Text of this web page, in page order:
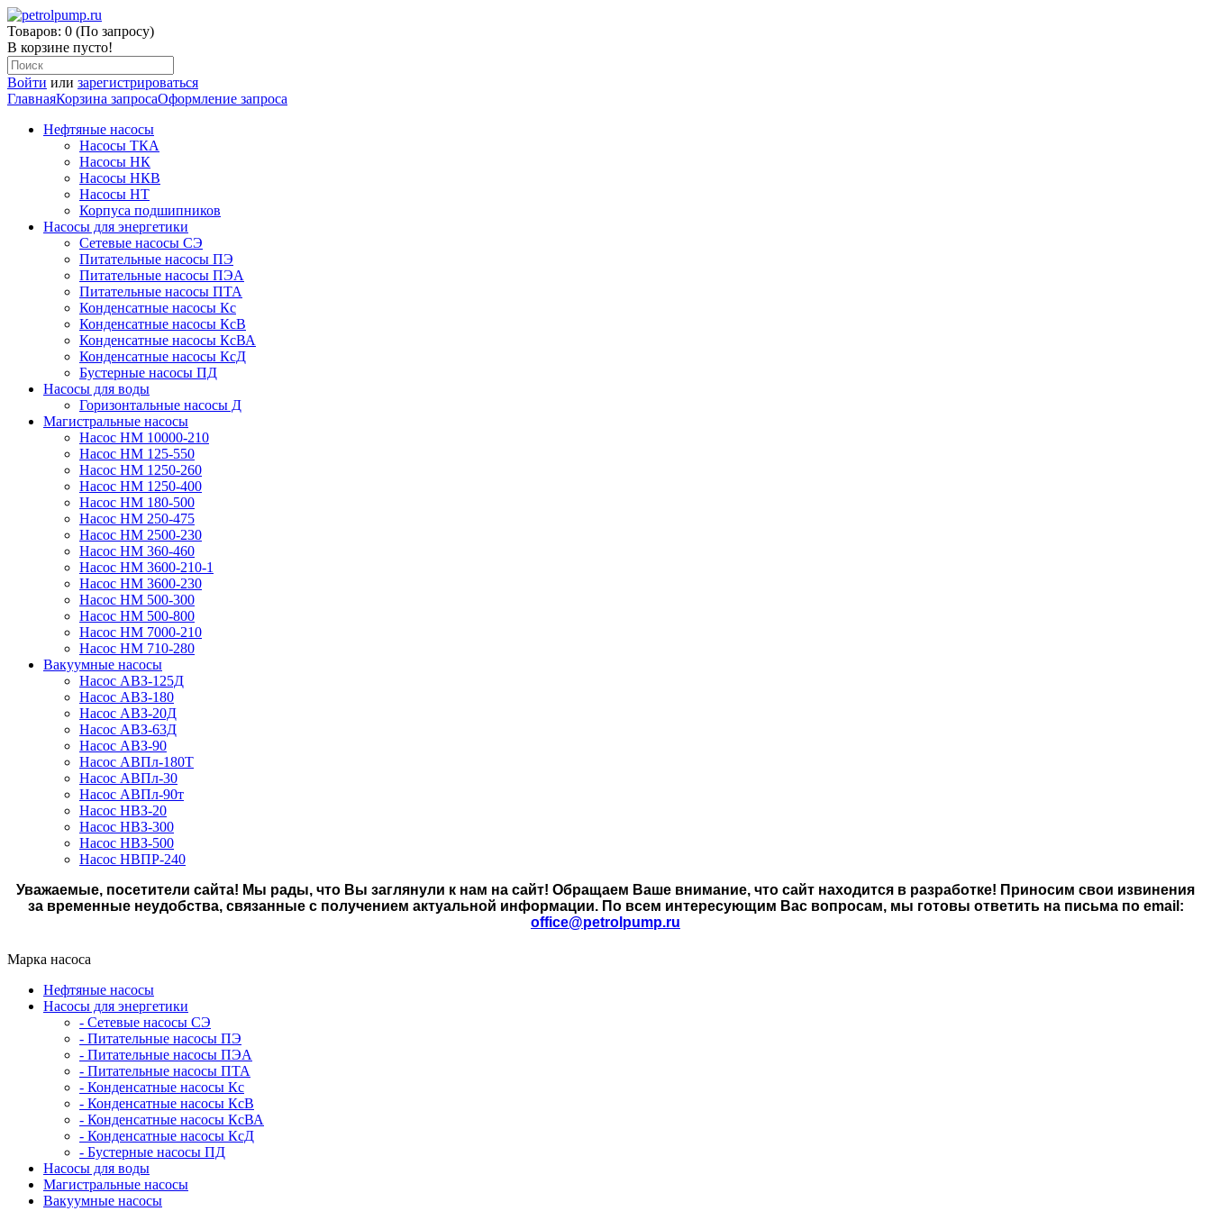
Товаров: 0 (По запросу)
В корзине пусто!
Войти или зарегистрироваться
ГлавнаяКорзина запросаОформление запроса
Нефтяные насосы
Насосы ТКА
Насосы НК
Насосы НКВ
Насосы НТ
Корпуса подшипников
Насосы для энергетики
Сетевые насосы СЭ
Питательные насосы ПЭ
Питательные насосы ПЭА
Питательные насосы ПТА
Конденсатные насосы Кс
Конденсатные насосы КсВ
Конденсатные насосы КсВА
Конденсатные насосы КсД
Бустерные насосы ПД
Насосы для воды
Горизонтальные насосы Д
Магистральные насосы
Насос НМ 10000-210
Насос НМ 125-550
Насос НМ 1250-260
Насос НМ 1250-400
Насос НМ 180-500
Насос НМ 250-475
Насос НМ 2500-230
Насос НМ 360-460
Насос НМ 3600-210-1
Насос НМ 3600-230
Насос НМ 500-300
Насос НМ 500-800
Насос НМ 7000-210
Насос НМ 710-280
Вакуумные насосы
Насос АВЗ-125Д
Насос АВЗ-180
Насос АВЗ-20Д
Насос АВЗ-63Д
Насос АВЗ-90
Насос АВПл-180Т
Насос АВПл-30
Насос АВПл-90т
Насос НВЗ-20
Насос НВЗ-300
Насос НВЗ-500
Насос НВПР-240
Уважаемые, посетители сайта! Мы рады, что Вы заглянули к нам на сайт! Обращаем Ваше внимание, что сайт находится в разработке! Приносим свои извинения
за временные неудобства, связанные с получением актуальной информации. По всем интересующим Вас вопросам, мы готовы ответить на письма по email:
office@petrolpump.ru
Марка насоса
Нефтяные насосы
Насосы для энергетики
- Сетевые насосы СЭ
- Питательные насосы ПЭ
- Питательные насосы ПЭА
- Питательные насосы ПТА
- Конденсатные насосы Кс
- Конденсатные насосы КсВ
- Конденсатные насосы КсВА
- Конденсатные насосы КсД
- Бустерные насосы ПД
Насосы для воды
Магистральные насосы
Вакуумные насосы